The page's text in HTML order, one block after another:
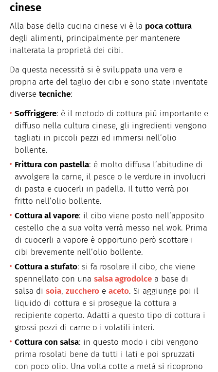
cinese
Alla base della cucina cinese vi è la poca cottura
degli alimenti, principalmente per mantenere
inalterata la proprietà dei cibi.
Da questa necessità si è sviluppata una vera e
propria arte del taglio dei cibi e sono state inventate
diverse tecniche:
Soffriggere: è il metodo di cottura più importante e
diffuso nella cultura cinese, gli ingredienti vengono
tagliati in piccoli pezzi ed immersi nell’olio
bollente.
Frittura con pastella: è molto diffusa l’abitudine di
avvolgere la carne, il pesce o le verdure in involucri
di pasta e cuocerli in padella. Il tutto verrà poi
fritto nell’olio bollente.
Cottura al vapore: il cibo viene posto nell’apposito
cestello che a sua volta verrà messo nel wok. Prima
di cuocerli a vapore è opportuno però scottare i
cibi brevemente nell’olio bollente.
Cottura a stufato: si fa rosolare il cibo, che viene
spennellato con una salsa agrodolce a base di
salsa di soia, zucchero e aceto. Si aggiunge poi il
liquido di cottura e si prosegue la cottura a
recipiente coperto. Adatti a questo tipo di cottura i
grossi pezzi di carne o i volatili interi.
Cottura con salsa: in questo modo i cibi vengono
prima rosolati bene da tutti i lati e poi spruzzati
con poco olio. Una volta cotte a metà si ricoprono